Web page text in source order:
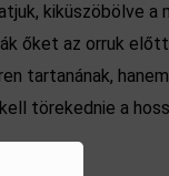
kiküszöbölve a
őket az orruk
tartanának,
törekednie a